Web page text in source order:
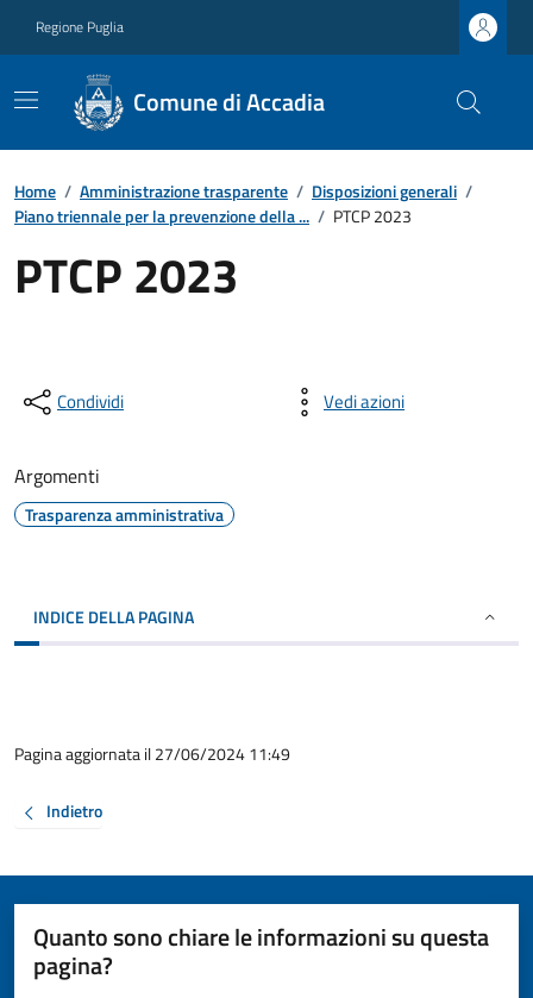
Regione Puglia
Comune di Accadia
Home / Amministrazione trasparente / Disposizioni generali /
Piano triennale per la prevenzione della ... / PTCP 2023
PTCP 2023
Condividi Vedi azioni
Argomenti
Trasparenza amministrativa
INDICE DELLA PAGINA
Pagina aggiornata il 27/06/2024 11:49
Indietro
Quanto sono chiare le informazioni su questa
pagina?